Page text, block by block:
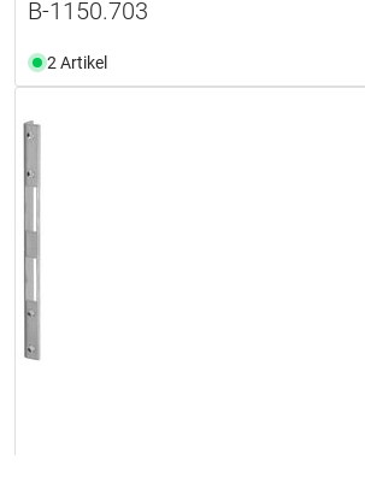
B-1150.703
2 Artikel